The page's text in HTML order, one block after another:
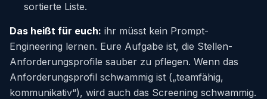
sortierte Liste.
Das heißt für euch: ihr müsst kein Prompt-
Engineering lernen. Eure Aufgabe ist, die Stellen-
Anforderungsprofile sauber zu pflegen. Wenn das
Anforderungsprofil schwammig ist („teamfähig,
kommunikativ“), wird auch das Screening schwammig.